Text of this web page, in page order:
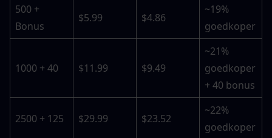
500 +
Bonus
$5.99 $4.86
~19%
goedkoper
1000 + 40 $11.99 $9.49
~21%
goedkoper
+ 40 bonus
2500 + 125 $29.99 $23.52
~22%
goedkoper